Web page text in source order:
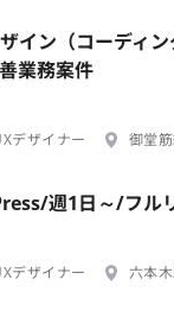
ザイン（コーディ
業務案件
デザイナー
御堂
週1日～/フル
デザイナー
六本